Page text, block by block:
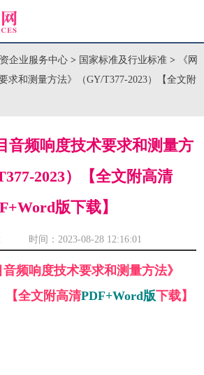
企业服务中心 > 国家标准及行业标准 >
《网
求和测量方法》（GY/T377-2023）【全文附
音频响度技术要求和测量方
2023）【全文附高清
版下载】
时间：2023-08-28 12:16:01
音频响度技术要求和测量方法》
【全文附高清PDF+Word版下载】